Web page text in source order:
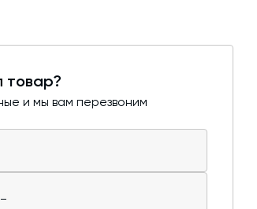
товар?
и мы вам перезвоним